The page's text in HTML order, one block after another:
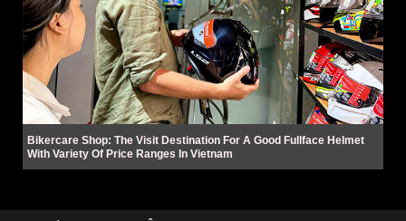
Bikercare Shop: The Visit Destination For A Good Fullface Helmet
With Variety Of Price Ranges In Vietnam